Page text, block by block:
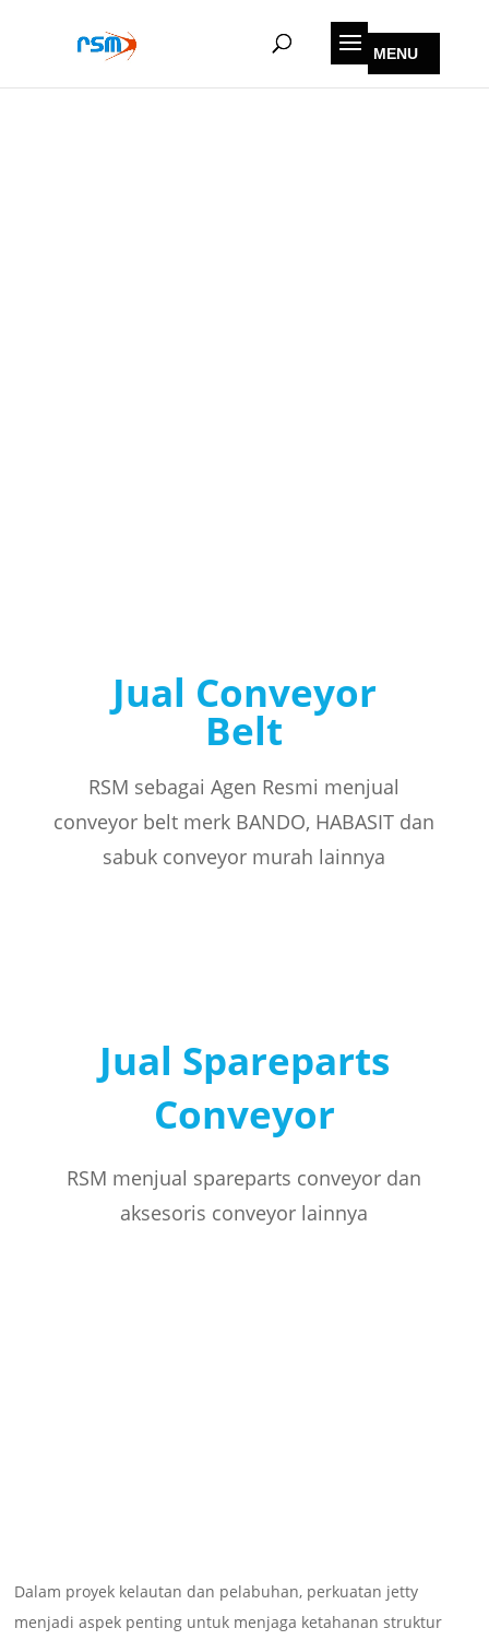
Jual Conveyor
Belt
RSM sebagai Agen Resmi menjual
conveyor belt merk BANDO, HABASIT dan
sabuk conveyor murah lainnya
Jual Spareparts
Conveyor
RSM menjual spareparts conveyor dan
aksesoris conveyor lainnya
Dalam proyek kelautan dan pelabuhan, perkuatan jetty
menjadi aspek penting untuk menjaga ketahanan struktur